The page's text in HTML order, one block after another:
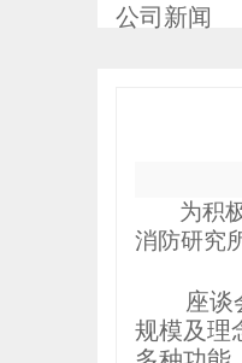
公司新闻
为积
消防研究
座谈
规模及理